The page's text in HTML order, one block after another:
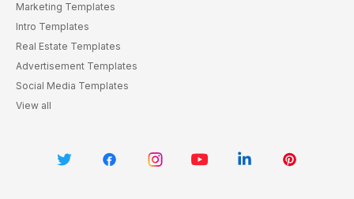
Marketing Templates
Intro Templates
Real Estate Templates
Advertisement Templates
Social Media Templates
View all